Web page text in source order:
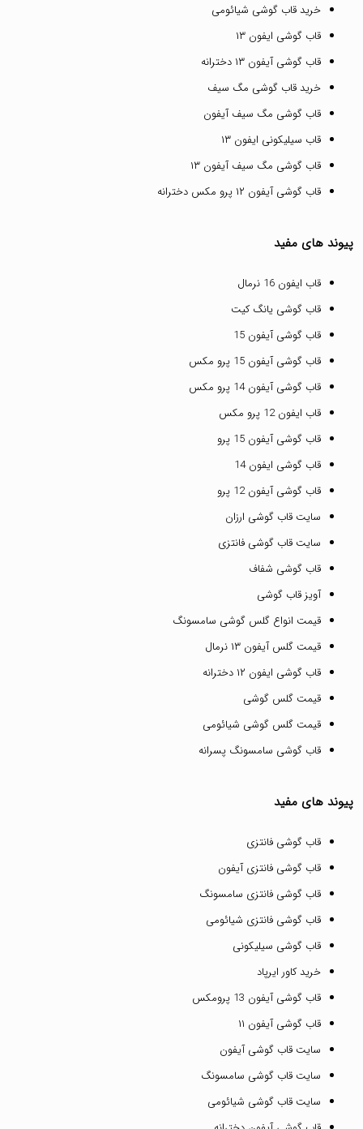
خرید قاب گوشی شیائومی
قاب گوشی ایفون ۱۳
قاب گوشی آیفون ۱۳ دخترانه
خرید قاب گوشی مگ سیف
قاب گوشی مگ سیف آیفون
قاب سیلیکونی ایفون ۱۳
قاب گوشی مگ سیف آیفون ۱۳
قاب گوشی آیفون ۱۲ پرو مکس دخترانه
پیوند های مفید
قاب ایفون 16 نرمال
قاب گوشی یانگ کیت
قاب گوشی آیفون 15
قاب گوشی آیفون 15 پرو مکس
قاب گوشی آیفون 14 پرو مکس
قاب ایفون 12 پرو مکس
قاب گوشی آیفون 15 پرو
قاب گوشی ایفون 14
قاب گوشی آیفون 12 پرو
سایت قاب گوشی ارزان
سایت قاب گوشی فانتزی
قاب گوشی شفاف
آویز قاب گوشی
قیمت انواع گلس گوشی سامسونگ
قیمت گلس آیفون ۱۳ نرمال
قاب گوشی ایفون ۱۲ دخترانه
قیمت گلس گوشی
قیمت گلس گوشی شیائومی
قاب گوشی سامسونگ پسرانه
پیوند های مفید
قاب گوشی فانتزی
قاب گوشی فانتزی آیفون
قاب گوشی فانتزی سامسونگ
قاب گوشی فانتزی شیائومی
قاب گوشی سیلیکونی
خرید کاور ایرپاد
قاب گوشی آیفون 13 پرومکس
قاب گوشی آیفون ۱۱
سایت قاب گوشی آیفون
سایت قاب گوشی سامسونگ
سایت قاب گوشی شیائومی